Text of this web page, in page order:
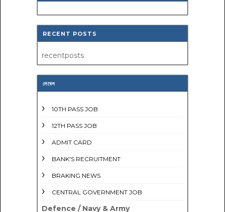
RECENT POSTS
recentposts
লেবেল
10TH PASS JOB
12TH PASS JOB
ADMIT CARD
BANK'S RECRUITMENT
BRAKING NEWS
CENTRAL GOVERNMENT JOB
Defence / Navy & Army